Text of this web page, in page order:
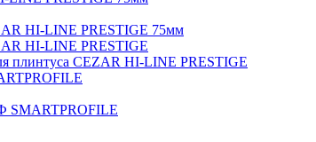
HI-LINE PRESTIGE 75мм
HI-LINE PRESTIGE
плинтуса CEZAR HI-LINE PRESTIGE
SMARTPROFILE